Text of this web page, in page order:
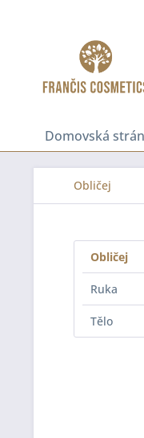
Domovská
Obličej
Obličej
Ruka
Tělo